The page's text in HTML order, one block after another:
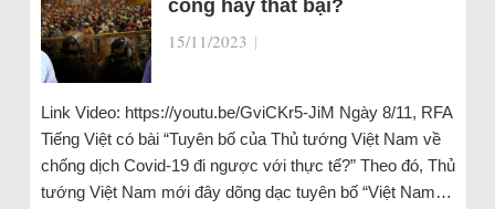
công hay thất bại?
15/11/2023 |
Link Video: https://youtu.be/GviCKr5-JiM Ngày 8/11, RFA
Tiếng Việt có bài “Tuyên bố của Thủ tướng Việt Nam về
chống dịch Covid-19 đi ngược với thực tế?” Theo đó, Thủ
tướng Việt Nam mới đây dõng dạc tuyên bố “Việt Nam…